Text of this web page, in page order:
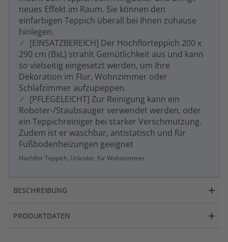
neues Effekt im Raum. Sie können den
einfarbigen Teppich überall bei Ihnen zuhause
hinlegen.
[EINSATZBEREICH] Der Hochflorteppich 200 x
290 cm (BxL) strahlt Gemütlichkeit aus und kann
so vielseitig eingesetzt werden, um Ihre
Dekoration im Flur, Wohnzimmer oder
Schlafzimmer aufzupeppen.
[PFLEGELEICHT] Zur Reinigung kann ein
Roboter-/Staubsauger verwendet werden, oder
ein Teppichreiniger bei starker Verschmutzung.
Zudem ist er waschbar, antistatisch und für
Fußbodenheizungen geeignet
Hochflor Teppich, Unicolor, für Wohnzimmer
BESCHREIBUNG
PRODUKTDATEN